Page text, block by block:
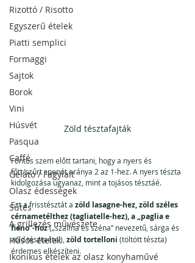
Rizottó / Risotto
Egyszerű ételek
Piatti semplici
Formaggi
Sajtok
Borok
Vini
Húsvét
Pasqua
Caffé
Gelato / Fagylalt
Olasz édességek
Sűtés
A grillezés művészete
Húsos ételek
Ikonikus ételek az olasz konyhaművé
Zöld tésztafajták
Fontos szem előtt tartani, hogy a nyers és
főtt/szűrt spenót aránya 2 az 1-hez. A nyers tészta
kidolgozása ugyanaz, mint a tojásos tésztáé.
Ezt a frisstésztát a zöld lasagne-hez, zöld széles
cérnametélthez (tagliatelle-hez), a „paglia e
fieno”-hoz („szalma és széna” nevezetű, sárga és
zöld tésztaétel), zöld tortelloni (töltött tészta)
érdemes elkészíteni.